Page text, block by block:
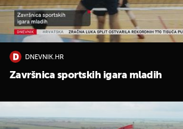
DNEVNIK.HR
Završnica sportskih igara mladih